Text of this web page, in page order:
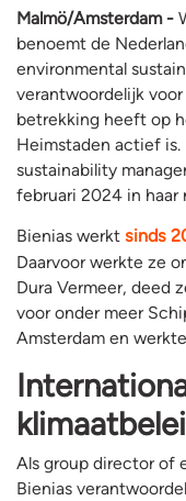
Malmö/Amsterdam -
benoemt de
environmental
verantwoordelijk
betrekking heeft op
Heimstaden actief
sustainability
februari 2024 in haar
Bienias werkt sinds
Daarvoor werkte ze
Dura Vermeer, deed
voor onder meer
Amsterdam en
Als group director of
Bienias